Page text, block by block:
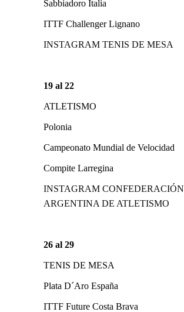
Sabbiadoro Italia
ITTF Challenger Lignano
INSTAGRAM TENIS DE MESA
19 al 22
ATLETISMO
Polonia
Campeonato Mundial de Velocidad
Compite Larregina
INSTAGRAM CONFEDERACIÓN
ARGENTINA DE ATLETISMO
26 al 29
TENIS DE MESA
Plata D´Aro España
ITTF Future Costa Brava